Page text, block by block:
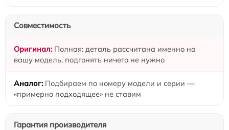
Совместимость
Полная: деталь рассчитана именно на
вашу модель, подгонять ничего не нужно
Подбираем по номеру модели и серии —
«примерно подходящее» не ставим
Гарантия производителя